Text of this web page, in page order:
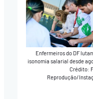
Enfermeiros do DF
isonomia salarial desde
Crédito:
Reprodução/